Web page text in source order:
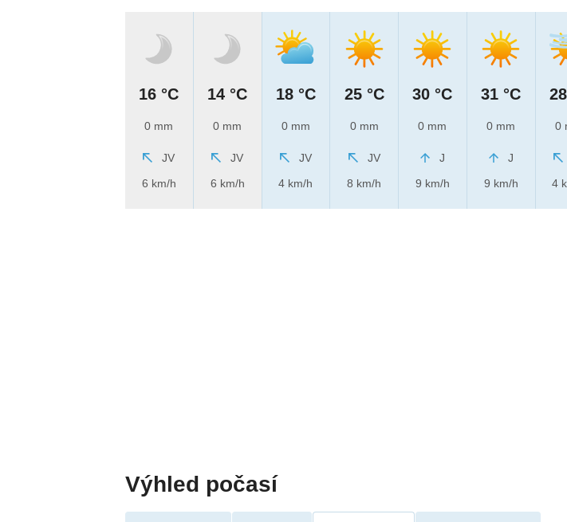
16 °C
0 mm
JV
6 km/h
14 °C
0 mm
JV
6 km/h
18 °C
0 mm
JV
4 km/h
25 °C
0 mm
JV
8 km/h
30 °C
0 mm
J
9 km/h
31 °C
0 mm
J
9 km/h
0
4
Výhled počasí